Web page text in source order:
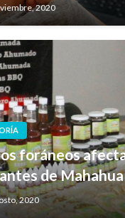
2020
foráneos
de
2020